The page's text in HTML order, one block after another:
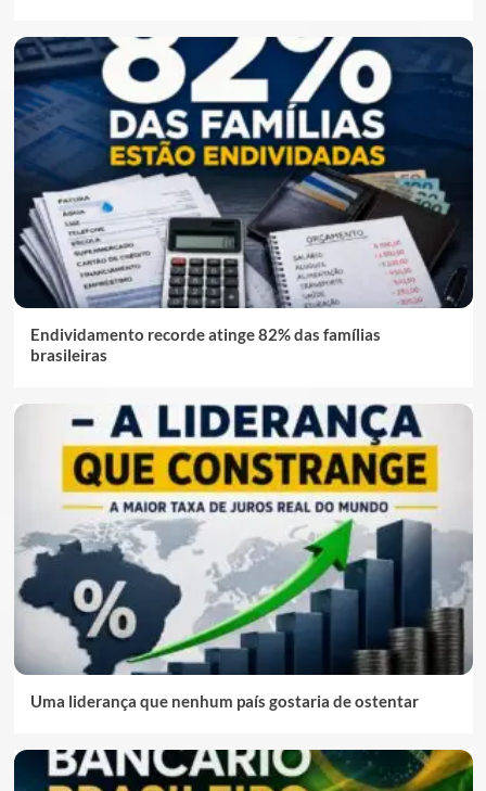
Endividamento recorde atinge 82% das famílias
brasileiras
Uma liderança que nenhum país gostaria de ostentar